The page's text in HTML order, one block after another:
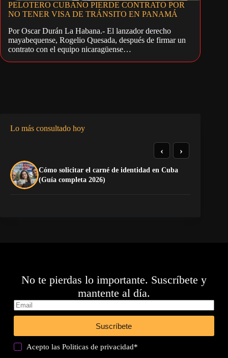
PELOTERO CUBANO PIERDE CONTRATO POR
NO TENER VISA DE TRÁNSITO EN PANAMÁ
Por Oscar Durán La Habana.- El lanzador derecho
mayabequense, Rogelio Quesada, después de firmar un
contrato con el equipo nicaragüense…
Lo más consultado hoy
Cómo solicitar el carné de identidad en Cuba
(Guía completa 2026)
‹ ›
No te pierdas lo importante. Suscríbete y
mantente al día.
Suscríbete
Acepto lasPoliticas de privacidad*